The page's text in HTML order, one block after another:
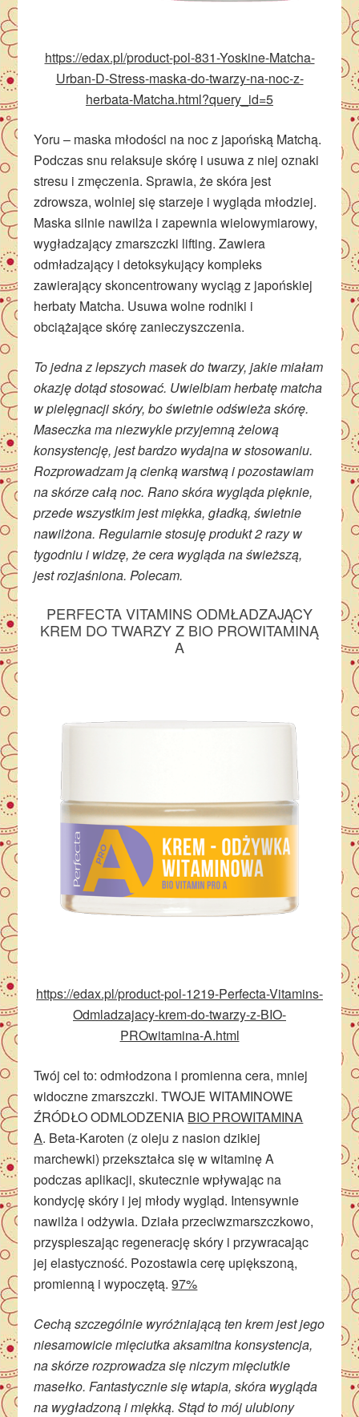
https://edax.pl/product-pol-831-Yoskine-Matcha-
Urban-D-Stress-maska-do-twarzy-na-noc-z-
herbata-Matcha.html?query_id=5
Yoru – maska młodości na noc z japońską Matchą.
Podczas snu relaksuje skórę i usuwa z niej oznaki
stresu i zmęczenia. Sprawia, że skóra jest
zdrowsza, wolniej się starzeje i wygląda młodziej.
Maska silnie nawilża i zapewnia wielowymiarowy,
wygładzający zmarszczki lifting. Zawiera
odmładzający i detoksykujący kompleks
zawierający skoncentrowany wyciąg z japońskiej
herbaty Matcha. Usuwa wolne rodniki i
obciążające skórę zanieczyszczenia.
To jedna z lepszych masek do twarzy, jakie miałam
okazję dotąd stosować. Uwielbiam herbatę matcha
w pielęgnacji skóry, bo świetnie odświeża skórę.
Maseczka ma niezwykle przyjemną żelową
konsystencję, jest bardzo wydajna w stosowaniu.
Rozprowadzam ją cienką warstwą i pozostawiam
na skórze całą noc. Rano skóra wygląda pięknie,
przede wszystkim jest miękka, gładką, świetnie
nawilżona. Regularnie stosuję produkt 2 razy w
tygodniu i widzę, że cera wygląda na świeższą,
jest rozjaśniona. Polecam.
PERFECTA VITAMINS ODMŁADZAJĄCY
KREM DO TWARZY Z BIO PROWITAMINĄ
A
https://edax.pl/product-pol-1219-Perfecta-Vitamins-
Odmladzajacy-krem-do-twarzy-z-BIO-
PROwitamina-A.html
Twój cel to: odmłodzona i promienna cera, mniej
widoczne zmarszczki. TWOJE WITAMINOWE
ŹRÓDŁO ODMLODZENIA BIO PROWITAMINA
A. Beta-Karoten (z oleju z nasion dzikiej
marchewki) przekształca się w witaminę A
podczas aplikacji, skutecznie wpływając na
kondycję skóry i jej młody wygląd. Intensywnie
nawilża i odżywia. Działa przeciwzmarszczkowo,
przyspieszając regenerację skóry i przywracając
jej elastyczność. Pozostawia cerę upiększoną,
promienną i wypoczętą.97%
Cechą szczególnie wyróżniającą ten krem jest jego
niesamowicie mięciutka aksamitna konsystencja,
na skórze rozprowadza się niczym mięciutkie
masełko. Fantastycznie się wtapia, skóra wygląda
na wygładzoną i miękką. Stąd to mój ulubiony